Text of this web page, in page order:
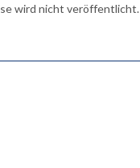
wird nicht veröffentlicht.